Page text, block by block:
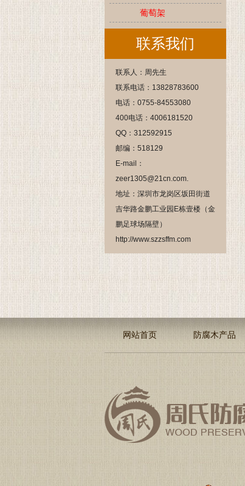
葡萄架
联系我们
联系人：周先生
联系电话：13828783600
电话：0755-84553080
400电话：4006181520
QQ：312592915
邮编：518129
E-mail：
zeer1305@21cn.com.
地址：深圳市龙岗区坂田街道
吉华路金鹏工业园E栋壹楼（金
鹏足球场隔壁）
http://www.szzsffm.com
网站首页 防腐木产品